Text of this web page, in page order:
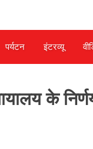
पर्यटन इंटरव्‍यू
के